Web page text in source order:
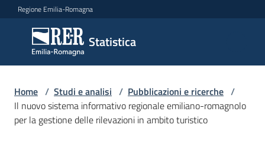
Vai al contenuto
Vai alla navigazione
Vai al footer
Regione Emilia-Romagna
Statistica
Statistica
Novità
Home / Studi e analisi / Pubblicazioni e ricerche /
Il nuovo sistema informativo regionale emiliano-romagnolo
per la gestione delle rilevazioni in ambito turistico